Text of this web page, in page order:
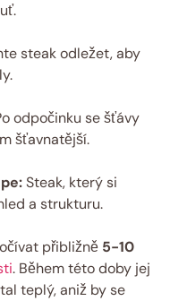
steak odležet, aby
odpočinku se šťávy
šťavnatější.
Steak, který si
a strukturu.
přibližně 5-10
. Během této doby jej
teplý, aniž by se